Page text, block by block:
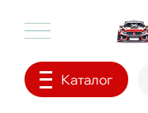
Каталог